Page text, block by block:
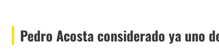
Pedro Acosta considerado ya uno